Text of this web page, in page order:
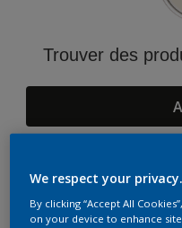
Trouver des
We respect your privacy.
By clicking “Accept All
on your device to enhance